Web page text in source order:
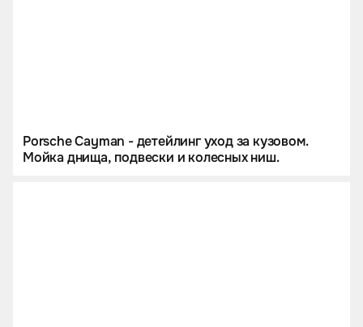
Porsche Cayman - детейлинг уход за кузовом.
Мойка днища, подвески и колесных ниш.